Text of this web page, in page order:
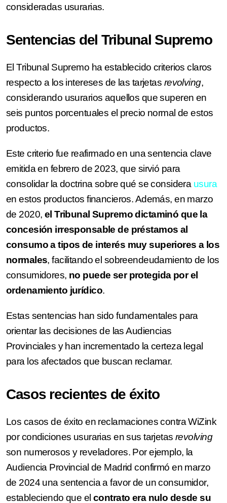
consideradas usurarias.
Sentencias del Tribunal Supremo
El Tribunal Supremo ha establecido criterios claros
respecto a los intereses de las tarjetas revolving,
considerando usurarios aquellos que superen en
seis puntos porcentuales el precio normal de estos
productos.
Este criterio fue reafirmado en una sentencia clave
emitida en febrero de 2023, que sirvió para
consolidar la doctrina sobre qué se considera usura
en estos productos financieros. Además, en marzo
de 2020, el Tribunal Supremo dictaminó que la
concesión irresponsable de préstamos al
consumo a tipos de interés muy superiores a los
normales, facilitando el sobreendeudamiento de los
consumidores, no puede ser protegida por el
ordenamiento jurídico.
Estas sentencias han sido fundamentales para
orientar las decisiones de las Audiencias
Provinciales y han incrementado la certeza legal
para los afectados que buscan reclamar.
Casos recientes de éxito
Los casos de éxito en reclamaciones contra WiZink
por condiciones usurarias en sus tarjetasrevolving
son numerosos y reveladores. Por ejemplo, la
Audiencia Provincial de Madrid confirmó en marzo
de 2024 una sentencia a favor de un consumidor,
estableciendo que elcontrato era nulo desde su